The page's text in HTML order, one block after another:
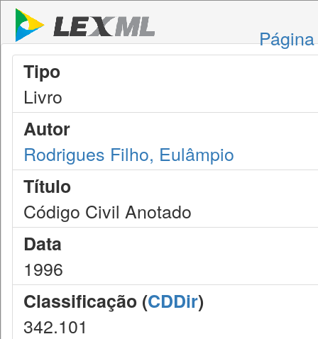
Tipo
Livro
Autor
Rodrigues Filho, Eulâmpio
Título
Código Civil Anotado
Data
1996
Classificação (CDDir)
342.101